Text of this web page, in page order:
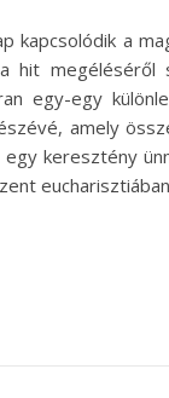
kapcsolódik a
hit
egy-egy
amely
keresztény